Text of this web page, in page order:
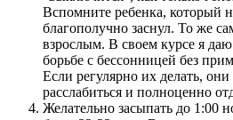
Вспомните ребенка, который
благополучно заснул. То же
взрослым. В своем курсе я
борьбе с бессонницей без
Если регулярно их делать,
расслабиться и полноценно
Желательно засыпать до 1:00